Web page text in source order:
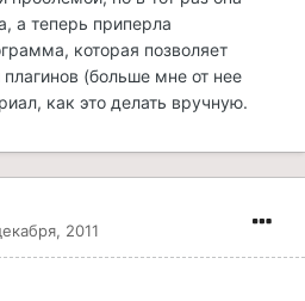
а теперь приперла
которая позволяет
(больше мне от нее
как это делать вручную.
2011